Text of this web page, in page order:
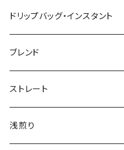
ドリップバッグ・インスタント
インデアントミー ドリップバッグ
ブレンド
ストレート
浅煎り